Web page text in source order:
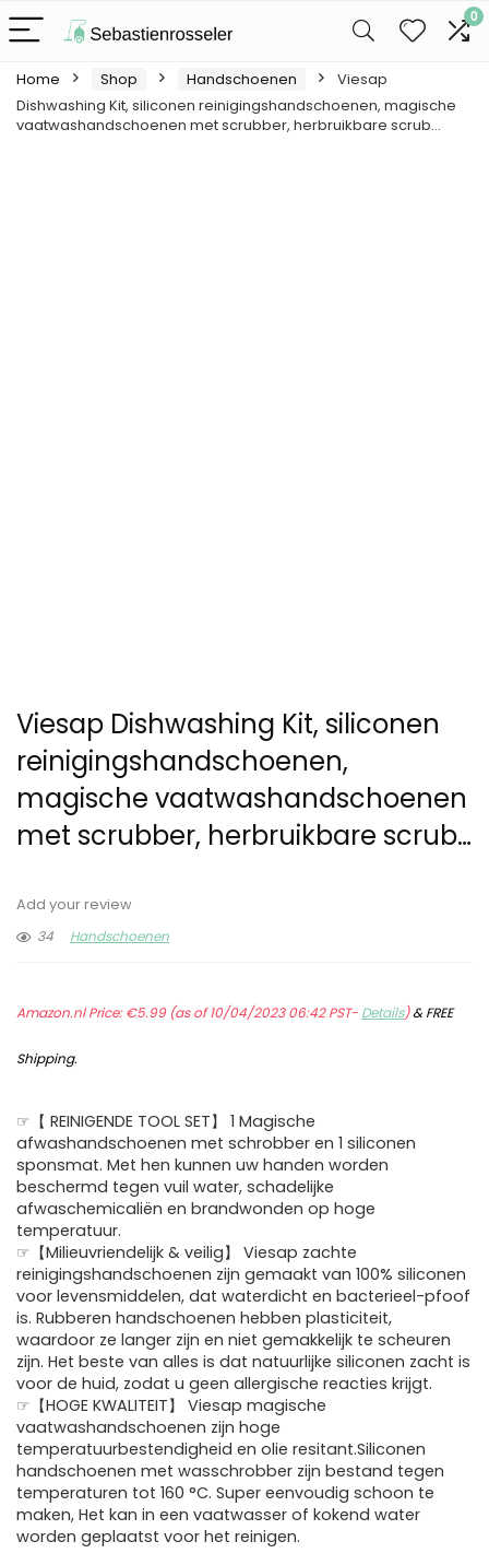
0
Home Shop Handschoenen
Viesap
Dishwashing Kit, siliconen reinigingshandschoenen, magische
vaatwashandschoenen met scrubber, herbruikbare scrub…
Viesap Dishwashing Kit, siliconen
reinigingshandschoenen,
magische vaatwashandschoenen
met scrubber, herbruikbare scrub…
Add your review
34
Handschoenen
Amazon.nl Price:€5.99(as of 10/04/2023 06:42 PST- Details)&FREE
Shipping.
☞【 REINIGENDE TOOL SET】 1 Magische
afwashandschoenen met schrobber en 1 siliconen
sponsmat. Met hen kunnen uw handen worden
beschermd tegen vuil water, schadelijke
afwaschemicaliën en brandwonden op hoge
temperatuur.
☞【Milieuvriendelijk & veilig】 Viesap zachte
reinigingshandschoenen zijn gemaakt van 100% siliconen
voor levensmiddelen, dat waterdicht en bacterieel-pfoof
is. Rubberen handschoenen hebben plasticiteit,
waardoor ze langer zijn en niet gemakkelijk te scheuren
zijn. Het beste van alles is dat natuurlijke siliconen zacht is
voor de huid, zodat u geen allergische reacties krijgt.
☞【HOGE KWALITEIT】 Viesap magische
vaatwashandschoenen zijn hoge
temperatuurbestendigheid en olie resitant.Siliconen
handschoenen met wasschrobber zijn bestand tegen
temperaturen tot 160 °C. Super eenvoudig schoon te
maken, Het kan in een vaatwasser of kokend water
worden geplaatst voor het reinigen.